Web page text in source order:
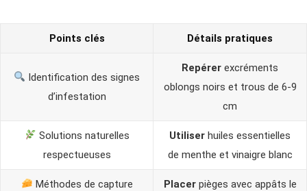
Points clés Détails pratiques
Identification des signes
d’infestation
Repérer excréments
oblongs noirs et trous de 6-9
cm
Solutions naturelles
respectueuses
Utiliser huiles essentielles
de menthe et vinaigre blanc
Méthodes de capture
Placerpièges avec appâts le